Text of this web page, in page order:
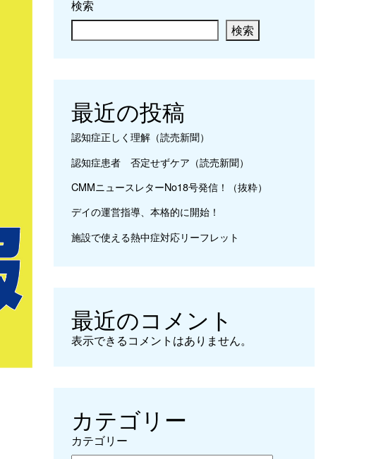
検索
検索
最近の投稿
認知症正しく理解（読売新聞）
認知症患者 否定せずケア（読売新聞）
CMMニュースレターNo18号発信！（抜粋）
デイの運営指導、本格的に開始！
施設で使える熱中症対応リーフレット
最近のコメント
表示できるコメントはありません。
カテゴリー
カテゴリー